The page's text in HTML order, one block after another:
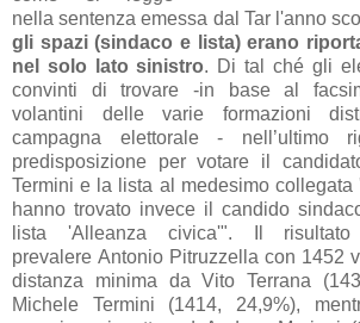
nella sentenza emessa dal Tar l'anno
gli spazi (sindaco e lista) erano
nel solo lato sinistro. Di tal ché gli
convinti di trovare -in base al
volantini delle varie formazioni
campagna elettorale - nell’ultimo
predisposizione per votare il
Termini e la lista al medesimo collegata
hanno trovato invece il candido
lista 'Alleanza civica'". Il
prevalere Antonio Pitruzzella con 1452
distanza minima da Vito Terrana
Michele Termini (1414, 24,9%),